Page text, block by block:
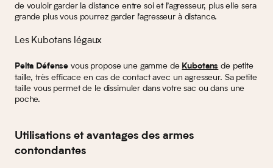
de vouloir garder la distance entre soi et l’agresseur, plus elle sera
grande plus vous pourrez garder l’agresseur à distance.
Les Kubotans légaux
Pelta Défense vous propose une gamme de Kubotans de petite
taille, très efficace en cas de contact avec un agresseur. Sa petite
taille vous permet de le dissimuler dans votre sac ou dans une
poche.
Utilisations et avantages des armes
contondantes